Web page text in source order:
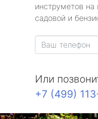
инструметов
садовой и
Или
+7 (499)